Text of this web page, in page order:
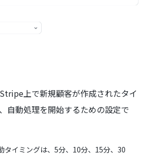
上で新規顧客が作成されたタイ
自動処理を開始するための設定で
タイミングは、5分、10分、15分、30